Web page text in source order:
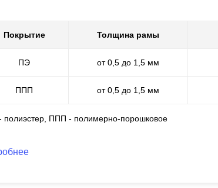
Покрытие Толщина рамы
ПЭ от 0,5 до 1,5 мм
ППП от 0,5 до 1,5 мм
полиэстер, ППП - полимерно-порошковое